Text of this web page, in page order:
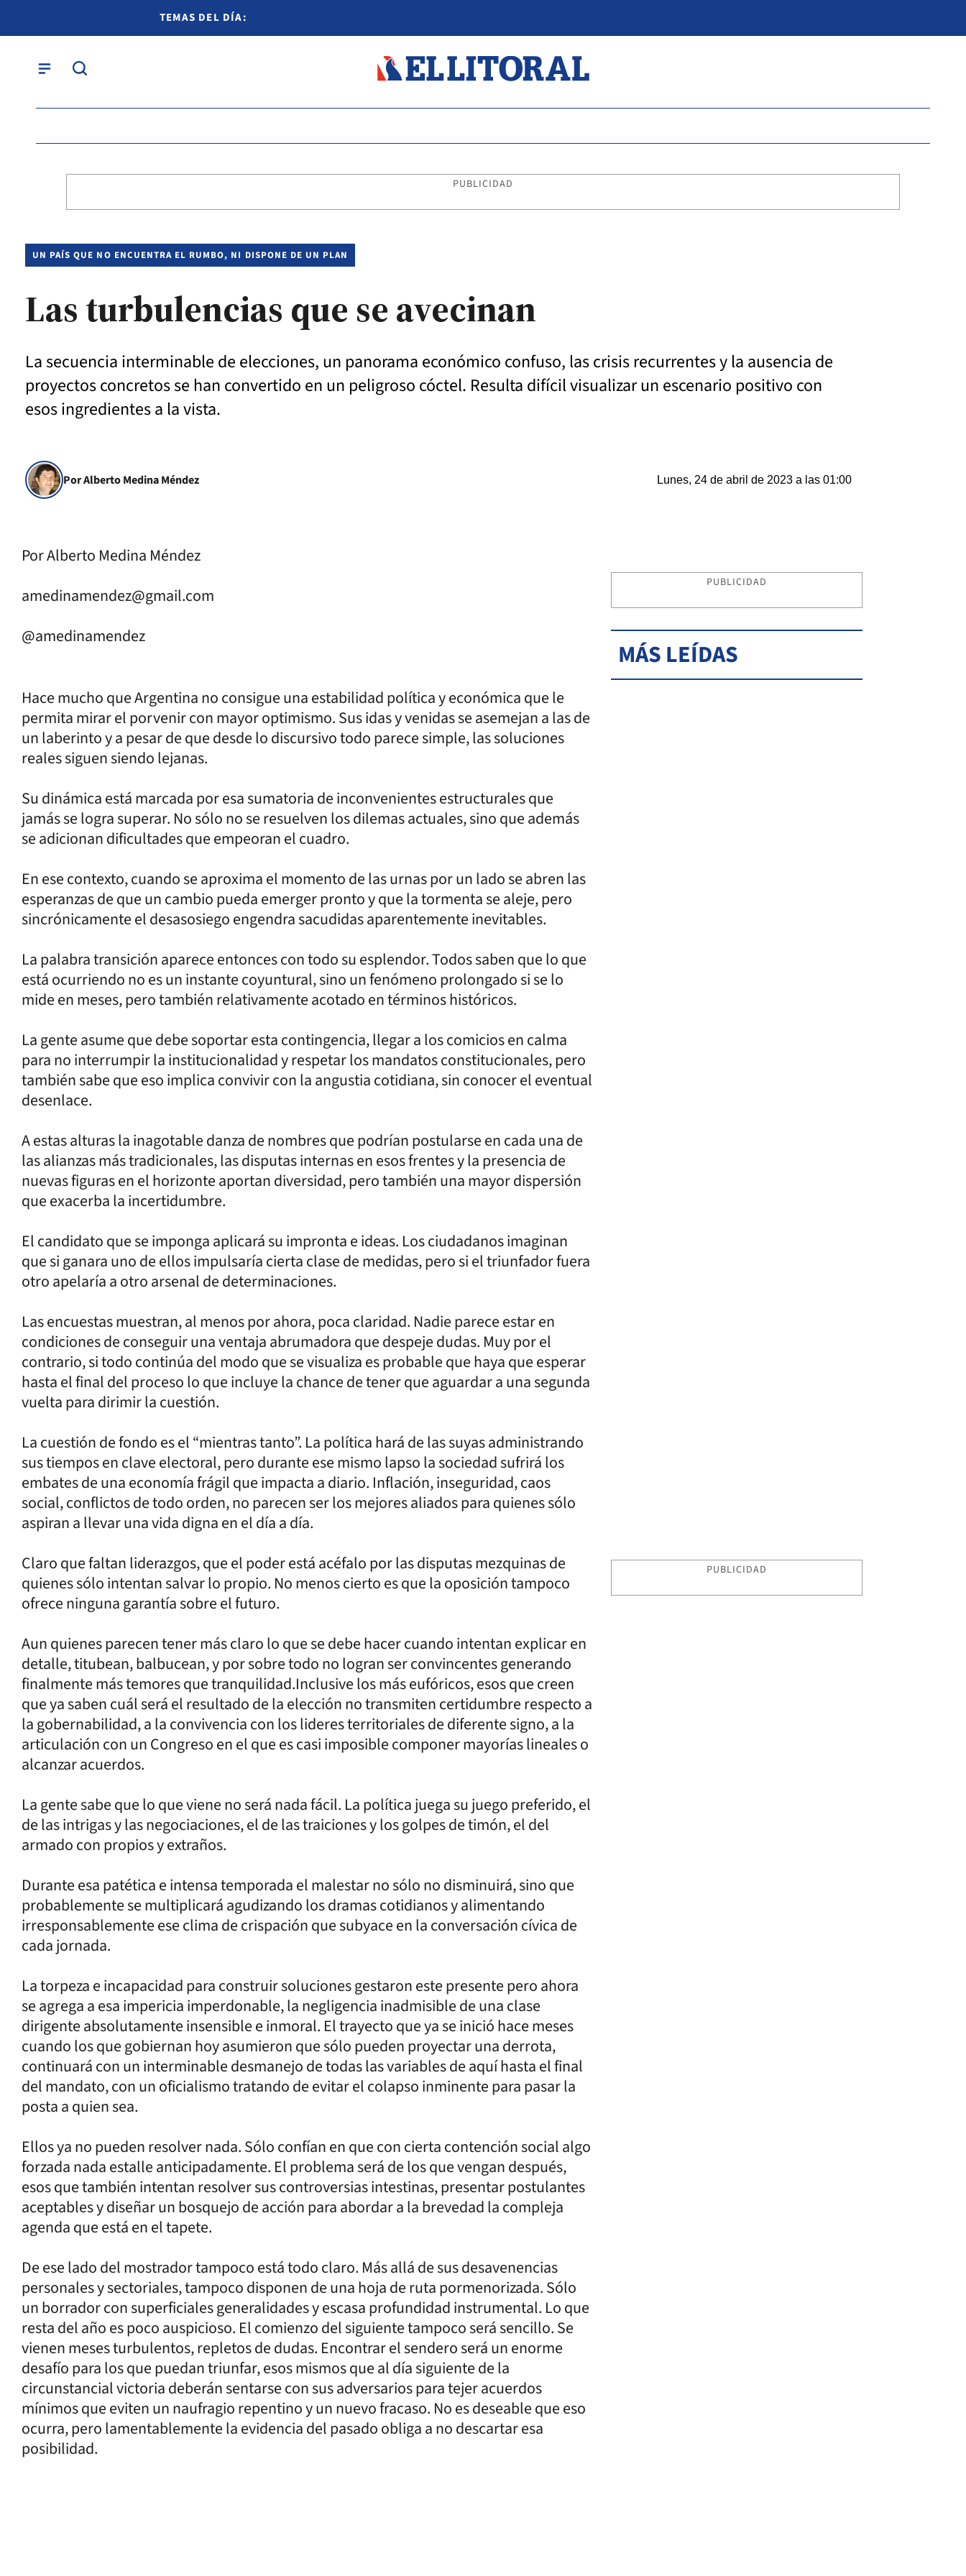
TEMAS DEL DÍA:
PUBLICIDAD
UN PAÍS QUE NO ENCUENTRA EL RUMBO, NI DISPONE DE UN PLAN
Las turbulencias que se avecinan
La secuencia interminable de elecciones, un panorama económico confuso, las crisis recurrentes y la ausencia de
proyectos concretos se han convertido en un peligroso cóctel. Resulta difícil visualizar un escenario positivo con
esos ingredientes a la vista.
Por Alberto Medina Méndez Lunes, 24 de abril de 2023 a las 01:00
Por Alberto Medina Méndez
amedinamendez@gmail.com
@amedinamendez
Hace mucho que Argentina no consigue una estabilidad política y económica que le
permita mirar el porvenir con mayor optimismo. Sus idas y venidas se asemejan a las de
un laberinto y a pesar de que desde lo discursivo todo parece simple, las soluciones
reales siguen siendo lejanas.
Su dinámica está marcada por esa sumatoria de inconvenientes estructurales que
jamás se logra superar. No sólo no se resuelven los dilemas actuales, sino que además
se adicionan dificultades que empeoran el cuadro.
En ese contexto, cuando se aproxima el momento de las urnas por un lado se abren las
esperanzas de que un cambio pueda emerger pronto y que la tormenta se aleje, pero
sincrónicamente el desasosiego engendra sacudidas aparentemente inevitables.
La palabra transición aparece entonces con todo su esplendor. Todos saben que lo que
está ocurriendo no es un instante coyuntural, sino un fenómeno prolongado si se lo
mide en meses, pero también relativamente acotado en términos históricos.
La gente asume que debe soportar esta contingencia, llegar a los comicios en calma
para no interrumpir la institucionalidad y respetar los mandatos constitucionales, pero
también sabe que eso implica convivir con la angustia cotidiana, sin conocer el eventual
desenlace.
A estas alturas la inagotable danza de nombres que podrían postularse en cada una de
las alianzas más tradicionales, las disputas internas en esos frentes y la presencia de
nuevas figuras en el horizonte aportan diversidad, pero también una mayor dispersión
que exacerba la incertidumbre.
El candidato que se imponga aplicará su impronta e ideas. Los ciudadanos imaginan
que si ganara uno de ellos impulsaría cierta clase de medidas, pero si el triunfador fuera
otro apelaría a otro arsenal de determinaciones.
Las encuestas muestran, al menos por ahora, poca claridad. Nadie parece estar en
condiciones de conseguir una ventaja abrumadora que despeje dudas. Muy por el
contrario, si todo continúa del modo que se visualiza es probable que haya que esperar
hasta el final del proceso lo que incluye la chance de tener que aguardar a una segunda
vuelta para dirimir la cuestión.
La cuestión de fondo es el “mientras tanto”. La política hará de las suyas administrando
sus tiempos en clave electoral, pero durante ese mismo lapso la sociedad sufrirá los
embates de una economía frágil que impacta a diario. Inflación, inseguridad, caos
social, conflictos de todo orden, no parecen ser los mejores aliados para quienes sólo
aspiran a llevar una vida digna en el día a día.
Claro que faltan liderazgos, que el poder está acéfalo por las disputas mezquinas de
quienes sólo intentan salvar lo propio. No menos cierto es que la oposición tampoco
ofrece ninguna garantía sobre el futuro.
Aun quienes parecen tener más claro lo que se debe hacer cuando intentan explicar en
detalle, titubean, balbucean, y por sobre todo no logran ser convincentes generando
finalmente más temores que tranquilidad.Inclusive los más eufóricos, esos que creen
que ya saben cuál será el resultado de la elección no transmiten certidumbre respecto a
la gobernabilidad, a la convivencia con los lideres territoriales de diferente signo, a la
articulación con un Congreso en el que es casi imposible componer mayorías lineales o
alcanzar acuerdos.
La gente sabe que lo que viene no será nada fácil. La política juega su juego preferido, el
de las intrigas y las negociaciones, el de las traiciones y los golpes de timón, el del
armado con propios y extraños.
Durante esa patética e intensa temporada el malestar no sólo no disminuirá, sino que
probablemente se multiplicará agudizando los dramas cotidianos y alimentando
irresponsablemente ese clima de crispación que subyace en la conversación cívica de
cada jornada.
La torpeza e incapacidad para construir soluciones gestaron este presente pero ahora
se agrega a esa impericia imperdonable, la negligencia inadmisible de una clase
dirigente absolutamente insensible e inmoral. El trayecto que ya se inició hace meses
cuando los que gobiernan hoy asumieron que sólo pueden proyectar una derrota,
continuará con un interminable desmanejo de todas las variables de aquí hasta el final
del mandato, con un oficialismo tratando de evitar el colapso inminente para pasar la
posta a quien sea.
Ellos ya no pueden resolver nada. Sólo confían en que con cierta contención social algo
forzada nada estalle anticipadamente. El problema será de los que vengan después,
esos que también intentan resolver sus controversias intestinas, presentar postulantes
aceptables y diseñar un bosquejo de acción para abordar a la brevedad la compleja
agenda que está en el tapete.
De ese lado del mostrador tampoco está todo claro. Más allá de sus desavenencias
personales y sectoriales, tampoco disponen de una hoja de ruta pormenorizada. Sólo
un borrador con superficiales generalidades y escasa profundidad instrumental. Lo que
resta del año es poco auspicioso. El comienzo del siguiente tampoco será sencillo. Se
vienen meses turbulentos, repletos de dudas. Encontrar el sendero será un enorme
desafío para los que puedan triunfar, esos mismos que al día siguiente de la
circunstancial victoria deberán sentarse con sus adversarios para tejer acuerdos
mínimos que eviten un naufragio repentino y un nuevo fracaso. No es deseable que eso
ocurra, pero lamentablemente la evidencia del pasado obliga a no descartar esa
posibilidad.
PUBLICIDAD
MÁS LEÍDAS
PUBLICIDAD